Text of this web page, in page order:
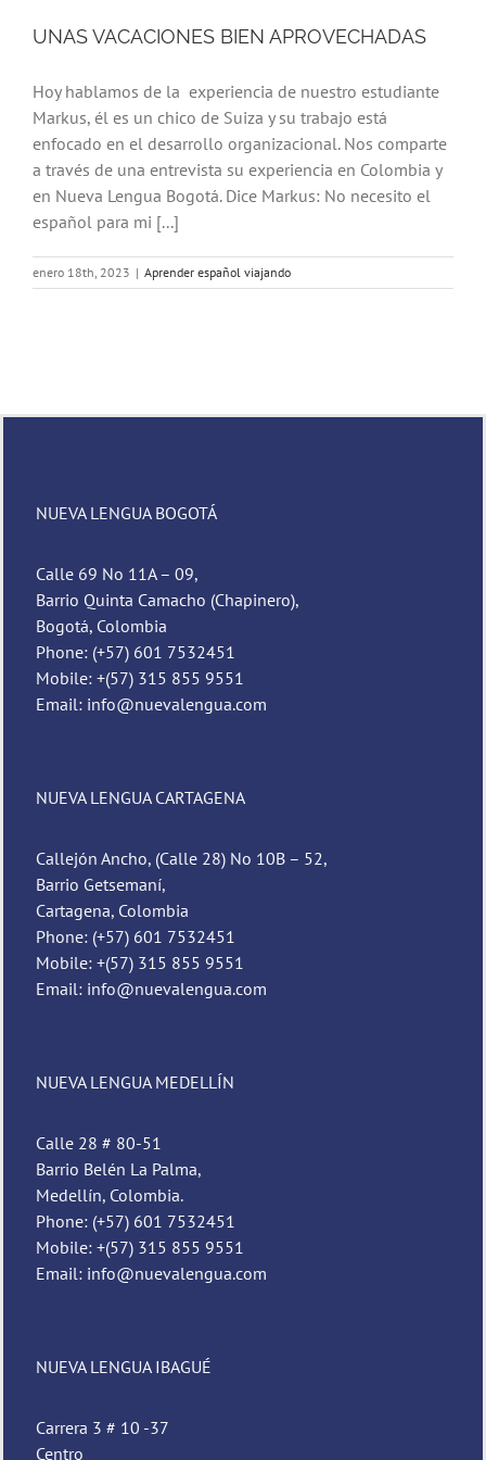
UNAS VACACIONES BIEN APROVECHADAS
Hoy hablamos de la experiencia de nuestro estudiante
Markus, él es un chico de Suiza y su trabajo está
enfocado en el desarrollo organizacional. Nos comparte
a través de una entrevista su experiencia en Colombia y
en Nueva Lengua Bogotá. Dice Markus: No necesito el
español para mi [...]
enero 18th, 2023 | Aprender español viajando
NUEVA LENGUA BOGOTÁ
Calle 69 No 11A – 09,
Barrio Quinta Camacho (Chapinero),
Bogotá, Colombia
Phone: (+57) 601 7532451
Mobile: +(57) 315 855 9551
Email: info@nuevalengua.com
NUEVA LENGUA CARTAGENA
Callejón Ancho, (Calle 28) No 10B – 52,
Barrio Getsemaní,
Cartagena, Colombia
Phone: (+57) 601 7532451
Mobile: +(57) 315 855 9551
Email: info@nuevalengua.com
NUEVA LENGUA MEDELLÍN
Calle 28 # 80-51
Barrio Belén La Palma,
Medellín, Colombia.
Phone: (+57) 601 7532451
Mobile: +(57) 315 855 9551
Email: info@nuevalengua.com
NUEVA LENGUA IBAGUÉ
Carrera 3 # 10 -37
Centro